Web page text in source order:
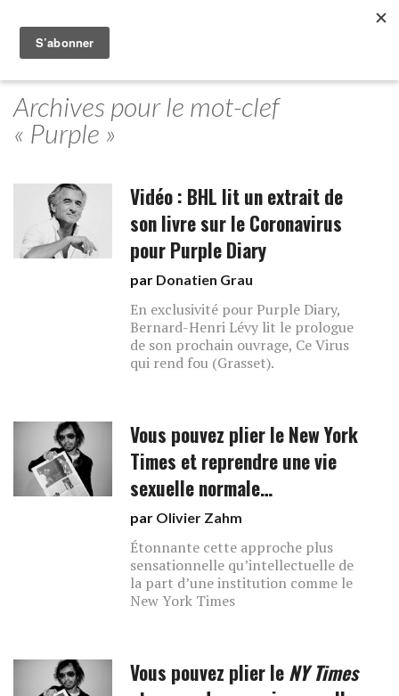
Archives pour le mot-clef
« Purple »
Vidéo : BHL lit un extrait de
son livre sur le Coronavirus
pour Purple Diary
par Donatien Grau
En exclusivité pour Purple Diary,
Bernard-Henri Lévy lit le prologue
de son prochain ouvrage, Ce Virus
qui rend fou (Grasset).
Vous pouvez plier le New York
Times et reprendre une vie
sexuelle normale…
par Olivier Zahm
Étonnante cette approche plus
sensationnelle qu’intellectuelle de
la part d’une institution comme le
New York Times
Vous pouvez plier leNY Times